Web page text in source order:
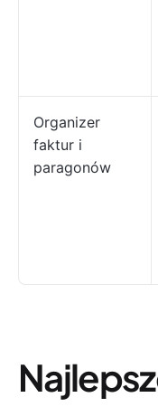
Organizer
faktur i
paragonów